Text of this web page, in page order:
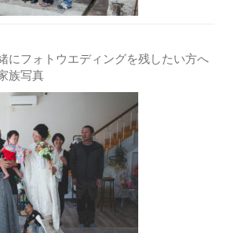
にフォトウエディングを残したい方へ
族写真